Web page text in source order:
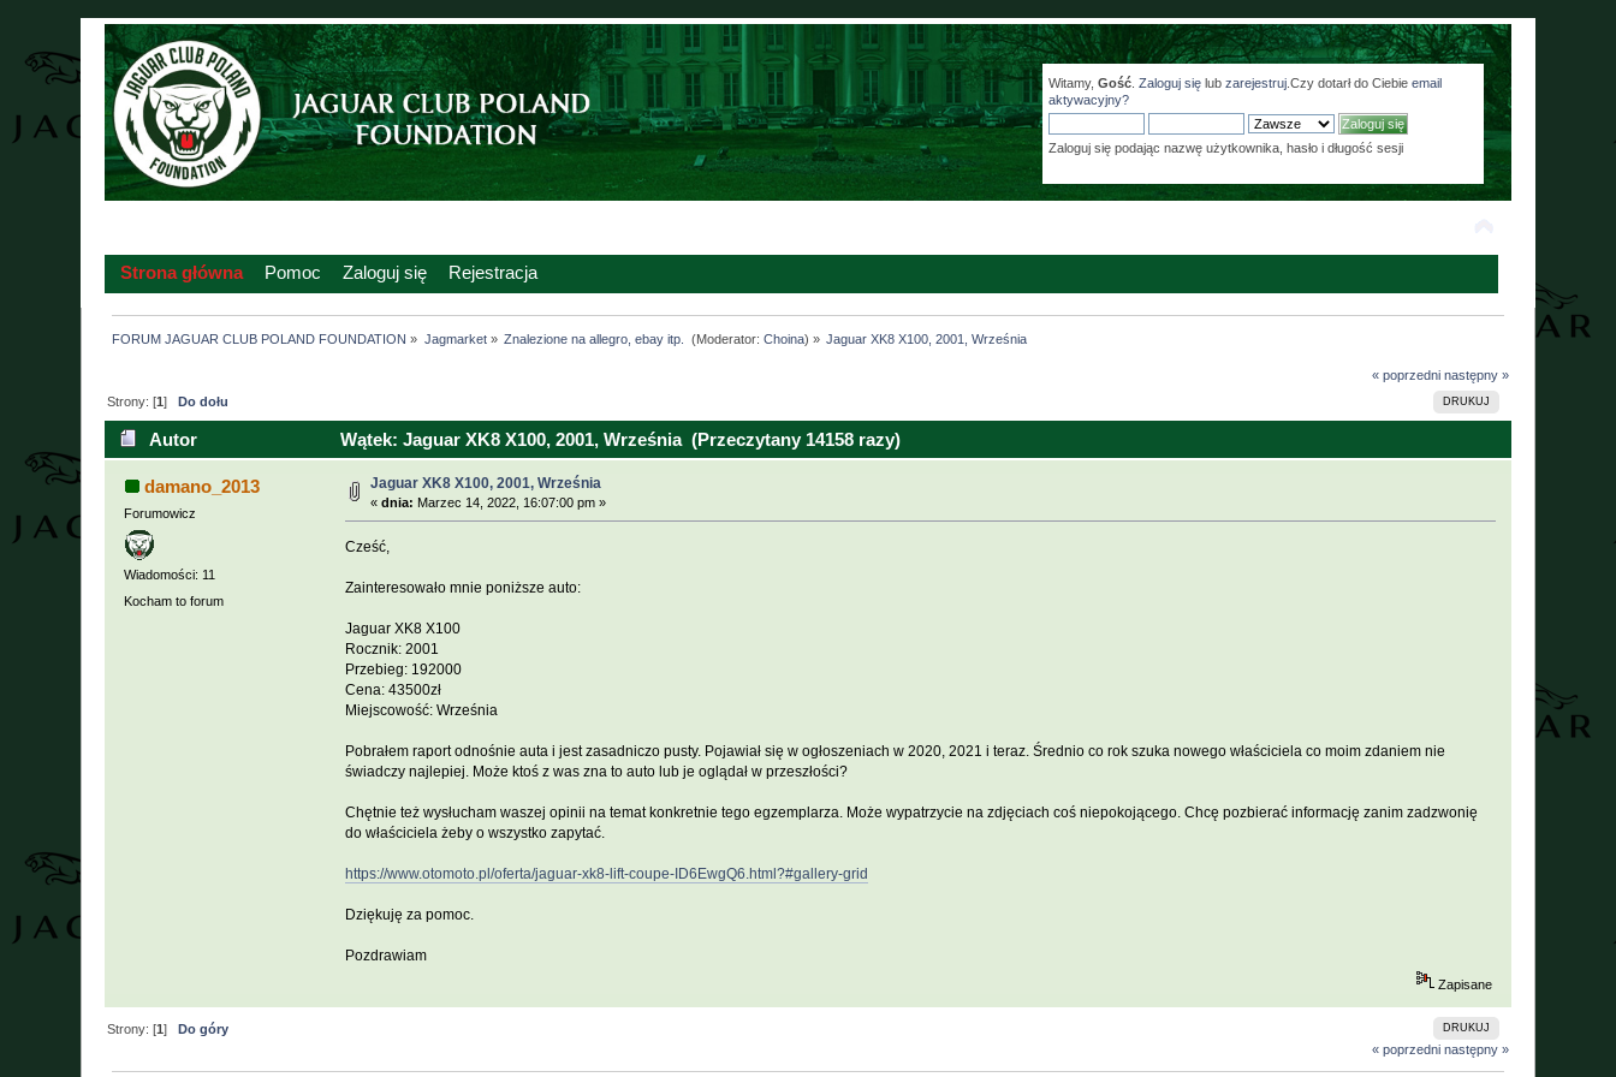
Witamy, Gość. Zaloguj sięlub zarejestruj.Czy dotarł do Ciebie email
aktywacyjny?
Zaloguj się podając nazwę użytkownika, hasło i długość sesji
Strona główna Pomoc Zaloguj się Rejestracja
FORUM JAGUAR CLUB POLAND FOUNDATION » Jagmarket» Znalezione na allegro, ebay itp. (Moderator:Choina) » Jaguar XK8 X100, 2001, Września
« poprzedni następny »
DRUKUJ
Strony: [1] Do dołu
Autor Wątek: Jaguar XK8 X100, 2001, Września (Przeczytany 14158 razy)
damano_2013
Forumowicz
Wiadomości: 11
Kocham to forum
Jaguar XK8 X100, 2001, Września
«dnia: Marzec 14, 2022, 16:07:00 pm »
Cześć,
Zainteresowało mnie poniższe auto:
Jaguar XK8 X100
Rocznik: 2001
Przebieg: 192000
Cena: 43500zł
Miejscowość: Września
Pobrałem raport odnośnie auta i jest zasadniczo pusty. Pojawiał się w ogłoszeniach w 2020, 2021 i teraz. Średnio co rok szuka nowego właściciela co moim zdaniem nie
świadczy najlepiej. Może ktoś z was zna to auto lub je oglądał w przeszłości?
Chętnie też wysłucham waszej opinii na temat konkretnie tego egzemplarza. Może wypatrzycie na zdjęciach coś niepokojącego. Chcę pozbierać informację zanim zadzwonię
do właściciela żeby o wszystko zapytać.
https://www.otomoto.pl/oferta/jaguar-xk8-lift-coupe-ID6EwgQ6.html?#gallery-grid
Dziękuję za pomoc.
Pozdrawiam
Zapisane
DRUKUJ
Strony: [1]Do góry
« poprzedni następny »